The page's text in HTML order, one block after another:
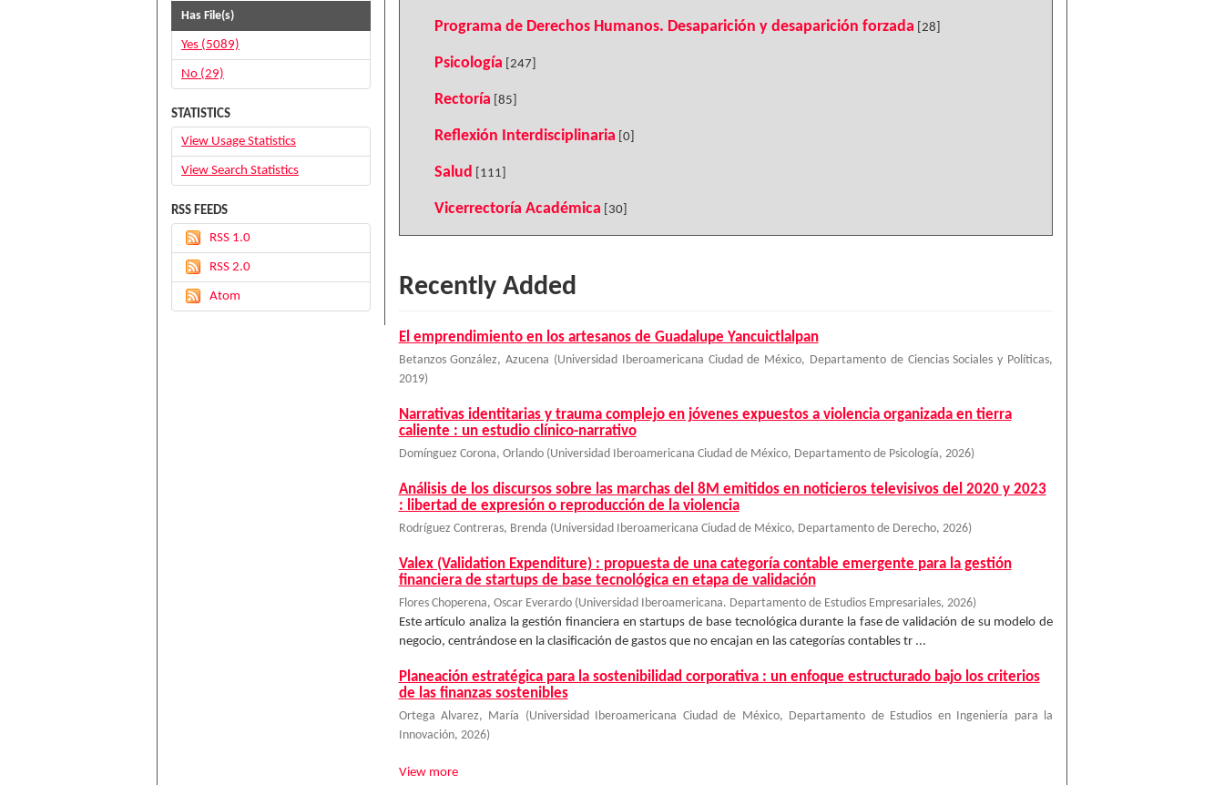
Programa de Derechos Humanos. Desaparición y desaparición forzada [28]
Psicología [247]
Rectoría [85]
Reflexión Interdisciplinaria [0]
Salud [111]
Vicerrectoría Académica [30]
Recently Added
El emprendimiento en los artesanos de Guadalupe Yancuictlalpan
Betanzos González, Azucena (Universidad Iberoamericana Ciudad de México, Departamento de Ciencias Sociales y Políticas,
2019)
Narrativas identitarias y trauma complejo en jóvenes expuestos a violencia organizada en tierra
caliente : un estudio clínico-narrativo
Domínguez Corona, Orlando (Universidad Iberoamericana Ciudad de México, Departamento de Psicología, 2026)
Análisis de los discursos sobre las marchas del 8M emitidos en noticieros televisivos del 2020 y 2023
: libertad de expresión o reproducción de la violencia
Rodríguez Contreras, Brenda (Universidad Iberoamericana Ciudad de México, Departamento de Derecho, 2026)
Valex (Validation Expenditure) : propuesta de una categoría contable emergente para la gestión
financiera de startups de base tecnológica en etapa de validación
Flores Choperena, Oscar Everardo (Universidad Iberoamericana. Departamento de Estudios Empresariales, 2026)
Este artículo analiza la gestión financiera en startups de base tecnológica durante la fase de validación de su modelo de
negocio, centrándose en la clasificación de gastos que no encajan en las categorías contables tr ...
Planeación estratégica para la sostenibilidad corporativa : un enfoque estructurado bajo los criterios
de las finanzas sostenibles
Ortega Alvarez, María (Universidad Iberoamericana Ciudad de México, Departamento de Estudios en Ingeniería para la
Innovación, 2026)
View more
Has File(s)
Yes (5089)
No (29)
STATISTICS
View Usage Statistics
View Search Statistics
RSS FEEDS
RSS 1.0
RSS 2.0
Atom